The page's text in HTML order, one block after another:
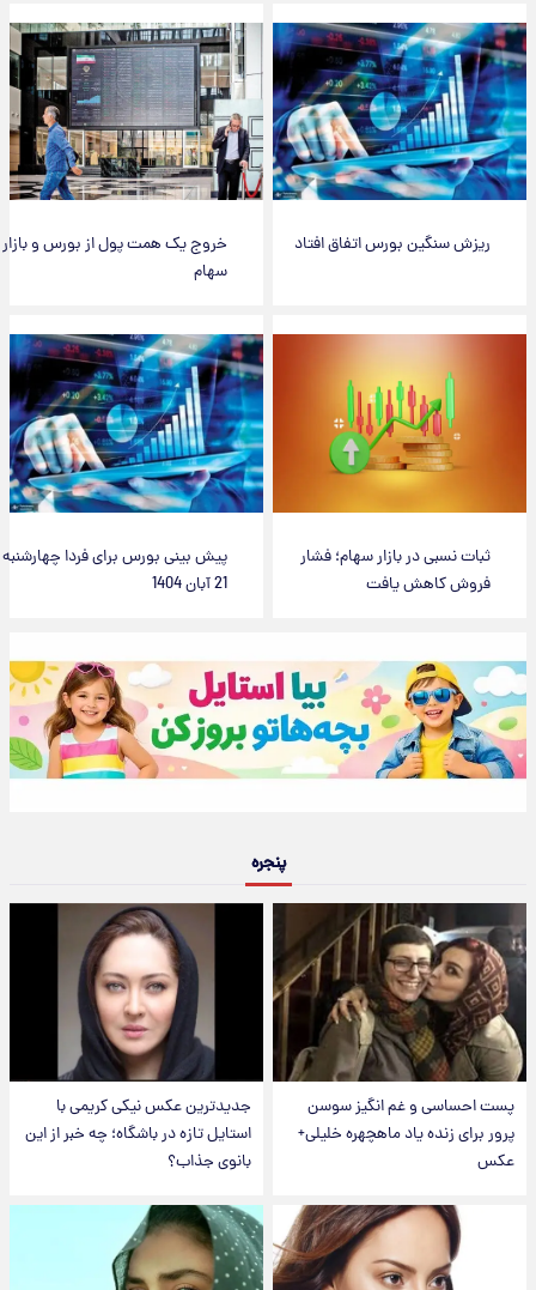
ریزش سنگین بورس اتفاق افتاد
خروج یک همت پول از بورس و بازار
سهام
ثبات نسبی در بازار سهام؛ فشار
فروش کاهش یافت
پیش بینی بورس برای فردا چهارشنبه
پنجره
پست احساسی و غم انگیز سوسن
پرور برای زنده یاد ماهچهره خلیلی+
عکس
جدیدترین عکس نیکی کریمی با
استایل تازه در باشگاه؛ چه خبر از این
بانوی جذاب؟